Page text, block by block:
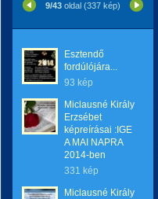
9/43 oldal (337 kép)
Esztendő
fordúlójára...
93 kép
Miclausné Király
Erzsébet
képreírásai :IGE
A MAI NAPRA
2014-ben
331 kép
Miclausné Király